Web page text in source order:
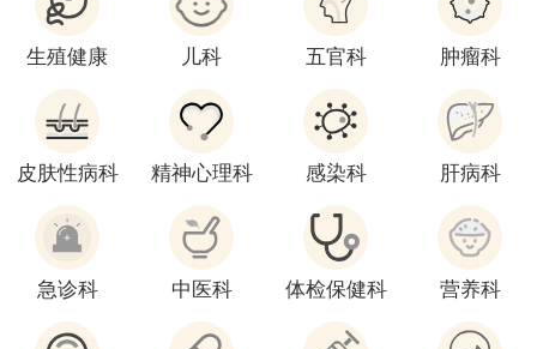
生殖健康 儿科 五官科 肿瘤科
皮肤性病科 精神心理科 感染科 肝病科
急诊科 中医科 体检保健科 营养科